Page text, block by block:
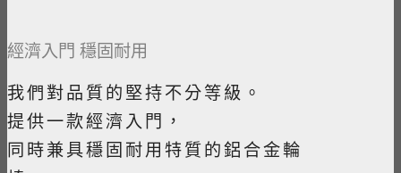
經濟入門 穩固耐用
我們對品質的堅持不分等級。
提供一款經濟入門，
同時兼具穩固耐用特質的鋁合金輪